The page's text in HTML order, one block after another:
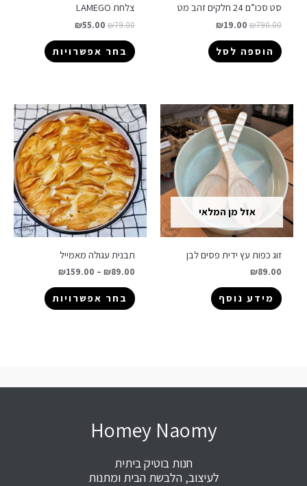
סט סכו”ם 24 חלקים זהב מט
₪790.00
₪19.00
הוספה לסל
צלחת LAMEGO
₪79.00
₪55.00
בחר אפשרויות
אזל מן המלאי
זוג כפות עץ ידית פסים לבן
₪89.00
מידע נוסף
תבנית עגולה מאמייל
₪89.00
–
₪159.00
בחר אפשרויות
Homey Naomy
חנות בוטיק ביתית
לעיצוב, הלבשת הבית ומתנות